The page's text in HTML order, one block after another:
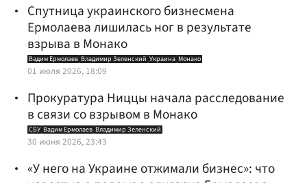
Спутница украинского бизнесмена
Ермолаева лишилась ног в результате
взрыва в Монако
Вадим Ермолаев Владимир Зеленский Украина Монако
01 июля 2026, 18:09
Прокуратура Ниццы начала расследование
в связи со взрывом в Монако
СБУ Вадим Ермолаев Владимир Зеленский
30 июня 2026, 23:43
«У него на Украине отжимали бизнес»: что